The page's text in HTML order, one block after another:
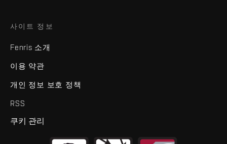
사이트 정보
Fenris 소개
이용 약관
개인 정보 보호 정책
RSS
쿠키 관리